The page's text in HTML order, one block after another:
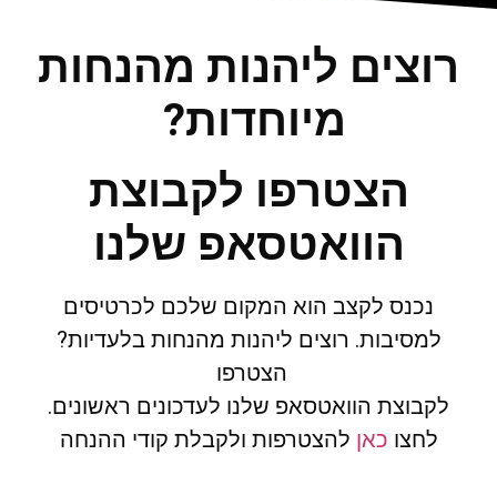
רוצים ליהנות מהנחות
מיוחדות?
הצטרפו לקבוצת
הוואטסאפ שלנו
נכנס לקצב הוא המקום שלכם לכרטיסים
למסיבות. רוצים ליהנות מהנחות בלעדיות?
הצטרפו
לקבוצת הוואטסאפ שלנו לעדכונים ראשונים.
לחצו כאן להצטרפות ולקבלת קודי ההנחה